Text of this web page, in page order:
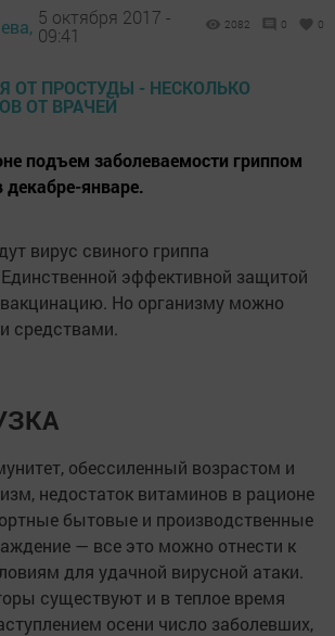
5 октября 2017 -
09:41
2082 0 0
подъем заболеваемости гриппом
декабре-январе.
вирус свиного гриппа
эффективной защитой
Но организму можно
средствами.
обессиленный возрастом и
недостаток витаминов в рационе
бытовые и производственные
— все это можно отнести к
для удачной вирусной атаки.
существуют и в теплое время
осени число заболевших,